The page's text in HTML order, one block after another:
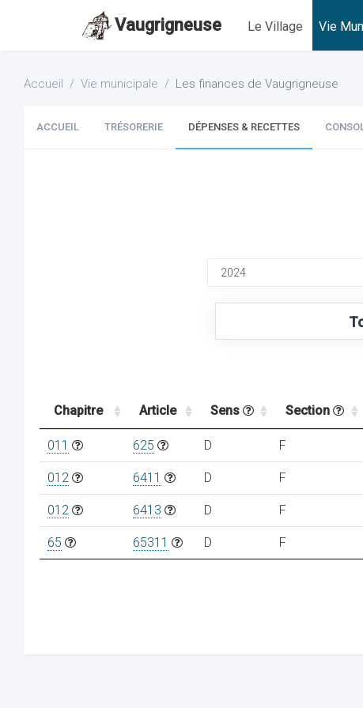
Vaugrigneuse Le Village Vie
Accueil Vie municipale Les finances de Vaugrigneuse
ACCUEIL TRÉSORERIE DÉPENSES & RECETTES
Chapitre Article Sens Section
011 625 D F
012 6411 D F
012 6413 D F
65 65311 D F